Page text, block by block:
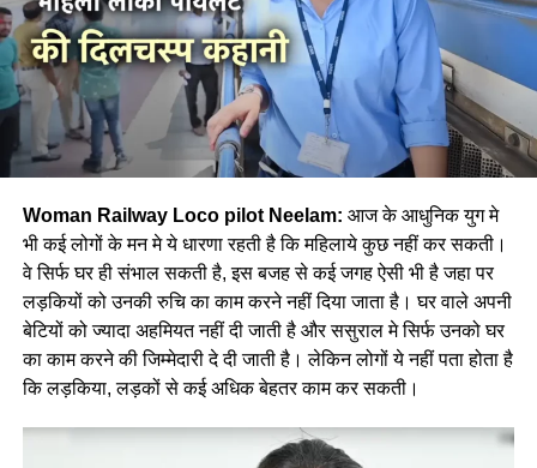
Woman Railway Loco pilot Neelam: आज के आधुनिक युग मे
भी कई लोगों के मन मे ये धारणा रहती है कि महिलाये कुछ नहीं कर सकती।
वे सिर्फ घर ही संभाल सकती है, इस बजह से कई जगह ऐसी भी है जहा पर
लड़कियों को उनकी रुचि का काम करने नहीं दिया जाता है। घर वाले अपनी
बेटियों को ज्यादा अहमियत नहीं दी जाती है और ससुराल मे सिर्फ उनको घर
का काम करने की जिम्मेदारी दे दी जाती है। लेकिन लोगों ये नहीं पता होता है
कि लड़किया, लड़कों से कई अधिक बेहतर काम कर सकती।